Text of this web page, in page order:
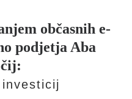
občasnih e-
podjetja Aba